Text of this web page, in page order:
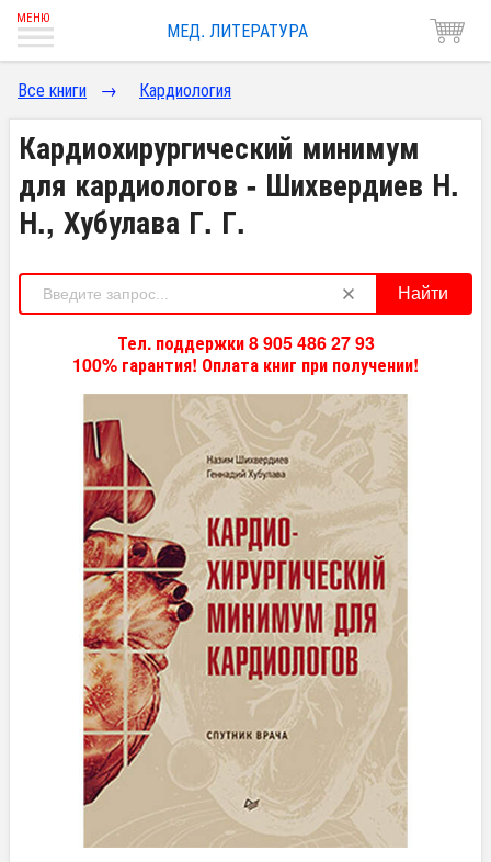
МЕД. ЛИТЕРАТУРА
Все книги → Кардиология
Кардиохирургический минимум
для кардиологов - Шихвердиев Н.
Н., Хубулава Г. Г.
Найти
Тел. поддержки 8 905 486 27 93
100% гарантия! Оплата книг при получении!